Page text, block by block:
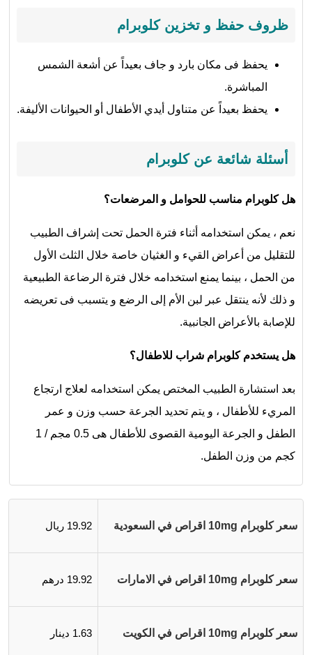
ظروف حفظ و تخزين كلوبرام
يحفظ فى مكان بارد و جاف بعيداً عن أشعة الشمس
المباشرة.
يحفظ بعيداً عن متناول أيدي الأطفال أو الحيوانات الأليفة.
أسئلة شائعة عن كلوبرام
هل كلوبرام مناسب للحوامل و المرضعات؟
نعم ، يمكن استخدامه أثناء فترة الحمل تحت إشراف الطبيب
للتقليل من أعراض القيء و الغثيان خاصة خلال الثلث الأول
من الحمل ، بينما يمنع استخدامه خلال فترة الرضاعة الطبيعية
و ذلك لأنه ينتقل عبر لبن الأم إلى الرضع و يتسبب فى تعريضه
للإصابة بالأعراض الجانبية.
هل يستخدم كلوبرام شراب للاطفال؟
بعد استشارة الطبيب المختص يمكن استخدامه لعلاج ارتجاع
المريء للأطفال ، و يتم تحديد الجرعة حسب وزن و عمر
الطفل و الجرعة اليومية القصوى للأطفال هى 0.5 مجم / 1
كجم من وزن الطفل.
سعر كلوبرام 10mg اقراص في السعودية 19.92 ريال
سعر كلوبرام 10mg اقراص في الامارات 19.92 درهم
سعر كلوبرام 10mg اقراص في الكويت 1.63 دينار